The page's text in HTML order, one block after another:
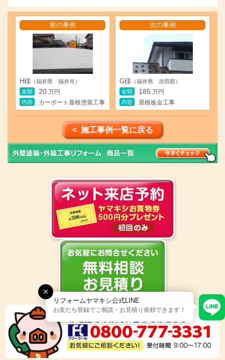
前の事例
H様 （福井県 福井市）
金額
20 万円
内容
カーポート屋根塗装工事
次の事例
G様 （福井県 吉田郡）
金額
185 万円
内容
屋根板金工事
< 施工事例一覧に戻る
リフォームヤマキシ公式LINE
お友だち登録でご相談・お見積り依頼できます！